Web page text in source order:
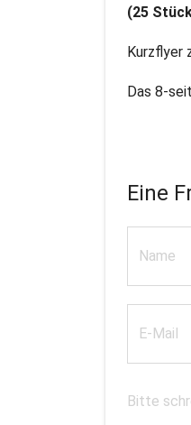
(25
Kurzflyer
Das 8-
Eine